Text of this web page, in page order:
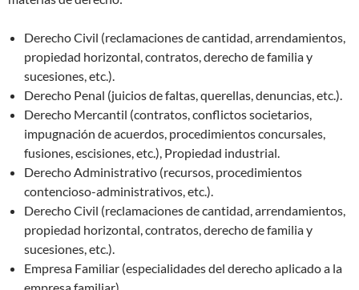
Derecho Civil (reclamaciones de cantidad, arrendamientos,
propiedad horizontal, contratos, derecho de familia y
sucesiones, etc.).
Derecho Penal (juicios de faltas, querellas, denuncias, etc.).
Derecho Mercantil (contratos, conflictos societarios,
impugnación de acuerdos, procedimientos concursales,
fusiones, escisiones, etc.), Propiedad industrial.
Derecho Administrativo (recursos, procedimientos
contencioso-administrativos, etc.).
Derecho Civil (reclamaciones de cantidad, arrendamientos,
propiedad horizontal, contratos, derecho de familia y
sucesiones, etc.).
Empresa Familiar (especialidades del derecho aplicado a la